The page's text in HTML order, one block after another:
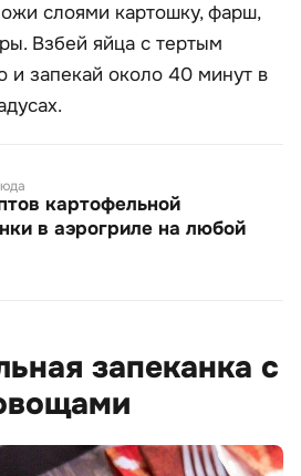
слоями картошку, фарш,
Взбей яйца с тертым
и запекай около 40 минут в
картофельной
в аэрогриле на любой
запеканка с